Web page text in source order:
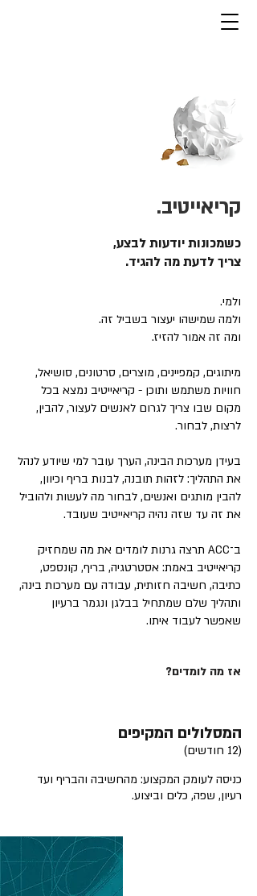
קריאייטיב.
כשמכונות יודעות לבצע,
צריך לדעת מה להגיד.
ולמי.
ולמה שמישהו יעצור בשביל זה.
ומה זה אמור להזיז.
מיתוגים, קמפיינים, מוצרים, סרטונים, סושיאל,
חוויות משתמש ותוכן - קריאייטיב נמצא בכל
מקום שבו צריך לגרום לאנשים לעצור, להבין,
לרצות, לבחור.
בעידן מערכות הבינה, הערך עובר למי שיודע לנהל
את התהליך: לזהות תובנה, לבנות בריף וכיוון,
להבין מותגים ואנשים, לבחור מה לעשות ולהוביל
את זה עד שזה נהיה קריאייטיב שעובד.
ב־ACC תרצה גרנות לומדים את מה שמחזיק
קריאייטיב באמת: אסטרטגיה, בריף, קונספט,
כתיבה, חשיבה חזותית, עבודה עם מערכות בינה,
ותהליך שלם שמתחיל בבלגן ונגמר ברעיון
שאפשר לעבוד איתו.
אז מה לומדים?
המסלולים המקיפים
(12 חודשים)
כניסה לעומק המקצוע: מהחשיבה והבריף ועד
רעיון, שפה, כלים וביצוע.